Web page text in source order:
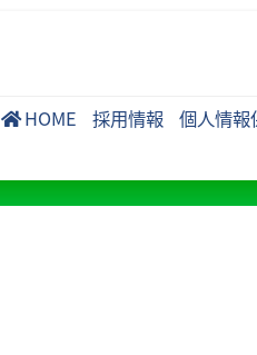
HOME 採用情報 個人情報